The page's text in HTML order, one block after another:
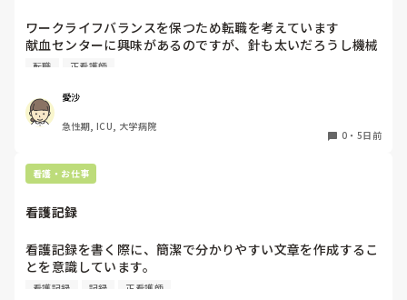
ワークライフバランスを保つため転職を考えています
献血センターに興味があるのですが、針も太いだろうし機械
操作あるしイメージが湧きません
など教えていただきたいです！
転職 正看護師
愛沙
急性期, ICU, 大学病院
0 ・ 5日前
看護・お仕事
看護記録
看護記録を書く際に、簡潔で分かりやすい文章を作成するこ
とを意識しています。
しかし忙しい日は、必要な情報を漏れなく記録することとの
看護記録 記録 正看護師